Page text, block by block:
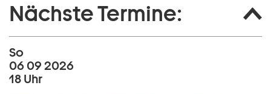
Nächste Termine:
So
06 09 2026
18 Uhr